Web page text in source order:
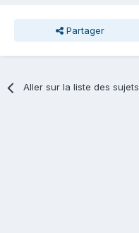
Partager
Aller sur la liste des sujets